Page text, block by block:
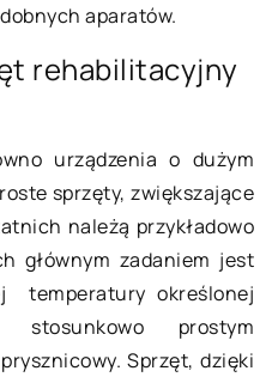
aparatów.
rehabilitacyjny
urządzenia o dużym
sprzęty, zwiększające
należą przykładowo
głównym zadaniem jest
temperatury określonej
prostym
Sprzęt, dzięki